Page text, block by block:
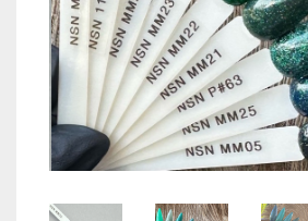
PUDRY BROKATOWE
PUDRY Z DROBINKAMI
PUDRY KOLOR PUR
PUDRY BUDUJĄCE
PUDRY DO FRENCH
PUDRY GALAXY
PUDRY SPARKLE
PUDRY TERMICZNE
KOSZYK